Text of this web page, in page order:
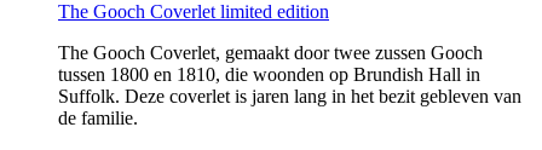
The Gooch Coverlet limited edition
The Gooch Coverlet, gemaakt door twee zussen Gooch
tussen 1800 en 1810, die woonden op Brundish Hall in
Suffolk. Deze coverlet is jaren lang in het bezit gebleven van
de familie.